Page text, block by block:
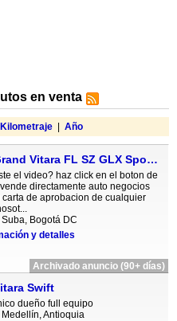
en venta
Kilometraje Año
Suzuki Grand Vitara FL SZ GLX Sport MT 1.6L 3P 4X4
el video? haz click en el boton de
directamente auto negocios
carta de aprobacion de cualquier
Bogotá DC
y detalles
Archivado anuncio (90+ días)
Swift
dueño full equipo
Antioquia